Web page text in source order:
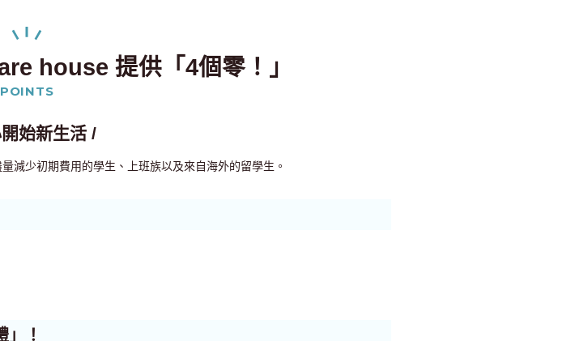
house 提供「4個零！」
POINTS
始新生活 /
減少初期費用的學生、上班族以及來自海外的留學生。
！